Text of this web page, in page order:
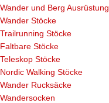
Wander und Berg Ausrüstung
Wander Stöcke
Trailrunning Stöcke
Faltbare Stöcke
Teleskop Stöcke
Nordic Walking Stöcke
Wander Rucksäcke
Wandersocken